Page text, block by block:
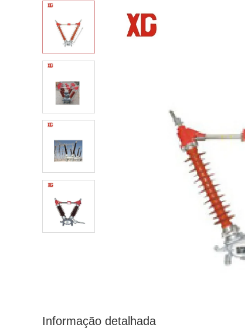
Informação detalhada